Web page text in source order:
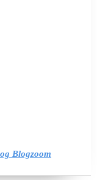
Blogzoom